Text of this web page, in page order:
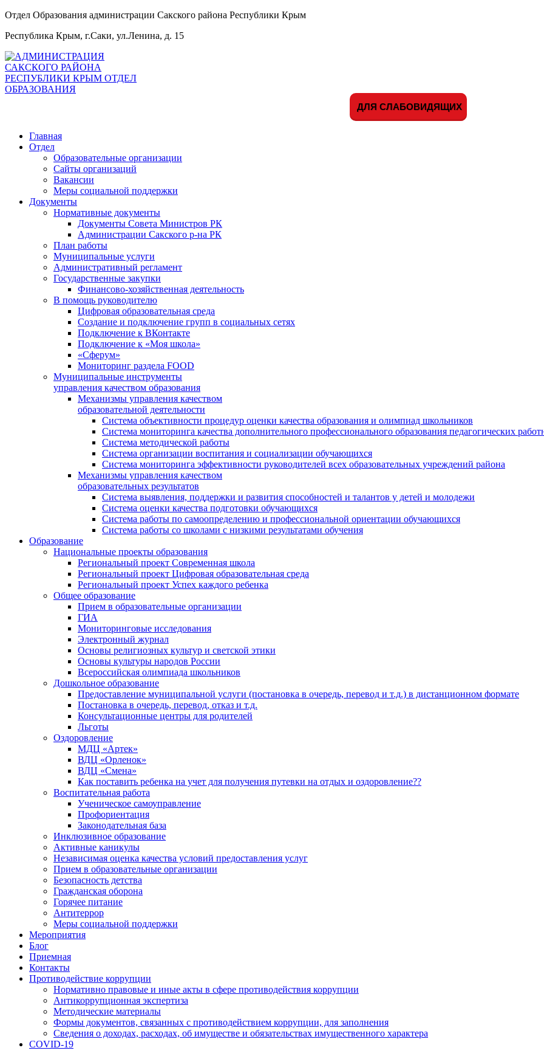
Отдел Образования администрации Сакского района Республики Крым
Республика Крым, г.Саки, ул.Ленина, д. 15
ДЛЯ СЛАБОВИДЯЩИХ
Главная
Отдел
Образовательные организации
Сайты организаций
Вакансии
Меры социальной поддержки
Документы
Нормативные документы
Документы Совета Министров РК
Администрации Сакского р-на РК
План работы
Муниципальные услуги
Административный регламент
Государственные закупки
Финансово-хозяйственная деятельность
В помощь руководителю
Цифровая образовательная среда
Создание и подключение групп в социальных сетях
Подключение к ВКонтакте
Подключение к «Моя школа»
«Сферум»
Мониторинг раздела FOOD
Муниципальные инструменты
управления качеством образования
Механизмы управления качеством
образовательной деятельности
Система объективности процедур оценки качества образования и олимпиад школьников
Система мониторинга качества дополнительного профессионального образования педагогических
Система методической работы
Система организации воспитания и социализации обучающихся
Система мониторинга эффективности руководителей всех образовательных учреждений района
Механизмы управления качеством
образовательных результатов
Система выявления, поддержки и развития способностей и талантов у детей и молодежи
Система оценки качества подготовки обучающихся
Система работы по самоопределению и профессиональной ориентации обучающихся
Система работы со школами с низкими результатами обучения
Образование
Национальные проекты образования
Региональный проект Современная школа
Региональный проект Цифровая образовательная среда
Региональный проект Успех каждого ребенка
Общее образование
Прием в образовательные организации
ГИА
Мониторинговые исследования
Электронный журнал
Основы религиозных культур и светской этики
Основы культуры народов России
Всероссийская олимпиада школьников
Дошкольное образование
Предоставление муниципальной услуги (постановка в очередь, перевод и т.д.) в дистанционном формате
Постановка в очередь, перевод, отказ и т.д.
Консультационные центры для родителей
Льготы
Оздоровление
МДЦ «Артек»
ВДЦ «Орленок»
ВДЦ «Смена»
Как поставить ребенка на учет для получения путевки на отдых и оздоровление??
Воспитательная работа
Ученическое самоуправление
Профориентация
Законодательная база
Инклюзивное образование
Активные каникулы
Независимая оценка качества условий предоставления услуг
Прием в образовательные организации
Безопасность детства
Гражданская оборона
Горячее питание
Антитеррор
Меры социальной поддержки
Мероприятия
Блог
Приемная
Контакты
Противодействие коррупции
Нормативно правовые и иные акты в сфере противодействия коррупции
Антикоррупционная экспертиза
Методические материалы
Формы документов, связанных с противодействием коррупции, для заполнения
Сведения о доходах, расходах, об имуществе и обязательствах имущественного характера
COVID-19